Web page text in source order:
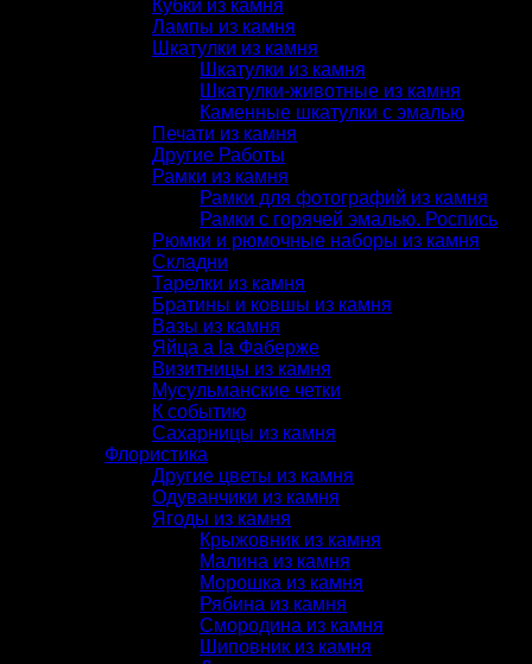
Кубки из камня
Лампы из камня
Шкатулки из камня
Шкатулки из камня
Шкатулки-животные из камня
Каменные шкатулки с эмалью
Печати из камня
Другие Работы
Рамки из камня
Рамки для фотографий из камня
Рамки с горячей эмалью. Роспись
Рюмки и рюмочные наборы из камня
Складни
Тарелки из камня
Братины и ковшы из камня
Вазы из камня
Яйца a la Фаберже
Визитницы из камня
Мусульманские четки
К событию
Сахарницы из камня
Флористика
Другие цветы из камня
Одуванчики из камня
Ягоды из камня
Крыжовник из камня
Малина из камня
Морошка из камня
Рябина из камня
Смородина из камня
Шиповник из камня